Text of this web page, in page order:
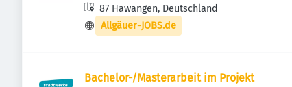
87 Hawangen, Deutschland
Allgäuer-JOBS.de
Bachelor-/Masterarbeit im Projekt